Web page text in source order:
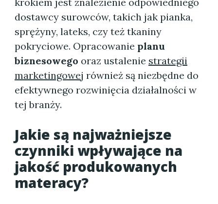
dostawcy surowców, takich jak pianka,
sprężyny, lateks, czy też tkaniny
pokryciowe. Opracowanie planu
biznesowego oraz ustalenie strategii
marketingowej również są niezbędne do
efektywnego rozwinięcia działalności w
tej branży.
Jakie są najważniejsze
czynniki wpływające na
jakość produkowanych
materacy?